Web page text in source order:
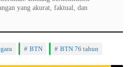
yang akurat, faktual, dan
BTN BTN 76 tahun